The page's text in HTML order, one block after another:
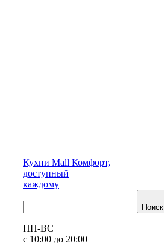
Кухни Mall Комфорт,
доступный
каждому
Поиск
ПН-ВС
с 10:00 до 20:00